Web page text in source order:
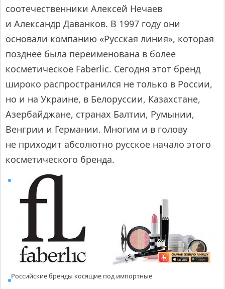
соотечественники Алексей Нечаев
и Александр Даванков. В 1997 году они
основали компанию «Русская линия», которая
позднее была переименована в более
косметическое Faberlic. Сегодня этот бренд
широко распространился не только в России,
но и на Украине, в Белоруссии, Казахстане,
Азербайджане, странах Балтии, Румынии,
Венгрии и Германии. Многим и в голову
не приходит абсолютно русское начало этого
косметического бренда.
Российские бренды косящие под импортные